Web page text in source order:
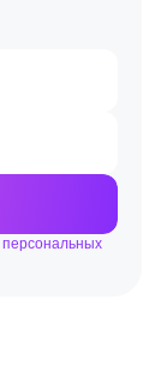
персональных